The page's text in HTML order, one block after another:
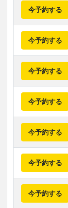
今予約する
今予約する
今予約する
今予約する
今予約する
今予約する
今予約する